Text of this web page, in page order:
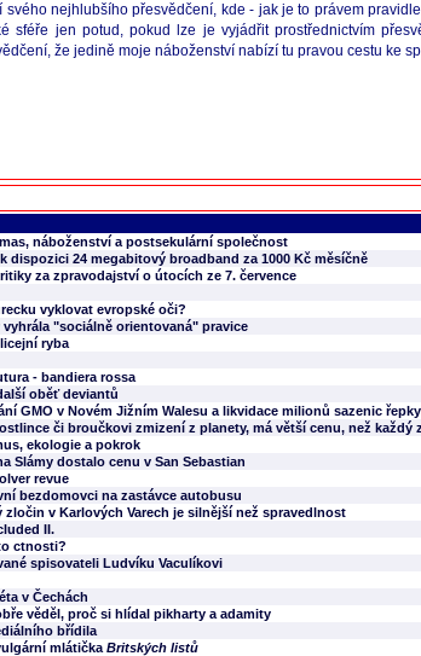
nejhlubšího přesvědčení, kde - jak je to právem
sféře jen potud, pokud lze je vyjádřit prostřednictvím
že jedině moje náboženství nabízí tu pravou cestu ke
náboženství a postsekulární společnost
dispozici 24 megabitový broadband za 1000 Kč měsíčně
za zpravodajství o útocích ze 7. července
vyklovat evropské oči?
"sociálně orientovaná" pravice
ryba
- bandiera rossa
oběť deviantů
GMO v Novém Jižním Walesu a likvidace milionů sazenic řepky
či broučkovi zmizení z planety, má větší cenu, než každý
ekologie a pokrok
Slámy dostalo cenu v San Sebastian
revue
bezdomovci na zastávce autobusu
zločin v Karlových Varech je silnější než spravedlnost
II.
ctnosti?
spisovateli Ludvíku Vaculíkovi
v Čechách
věděl, proč si hlídal pikharty a adamity
břídila
mlátička Britských listů